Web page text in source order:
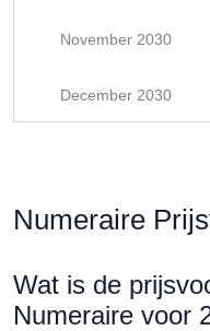
November 2030
December 2030
Numeraire
Wat is de
Numeraire voor